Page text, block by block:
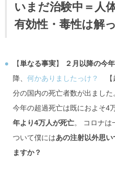
いまだ治験中＝人
有効性・毒性は解
【単なる事実】 ２月以降の今
降、 何かありましたっけ？
【
分の国内の死亡者数が出まし
今年の超過死亡は既におよそ4
年より4万人が死亡。 コロナは
ついて僕にはあの注射以外思
ますか？